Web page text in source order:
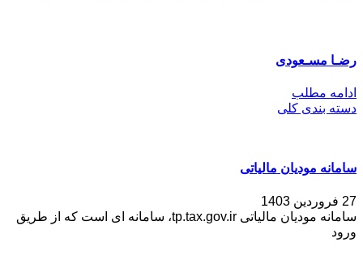
رضـا مسـعودی
ادامه مطلب
دسته بندی کلی
سامانه مودیان مالیاتی
27 فروردین 1403
سامانه مودیان مالیاتی tp.tax.gov.ir، سامانه ای است که از طریق
ورود